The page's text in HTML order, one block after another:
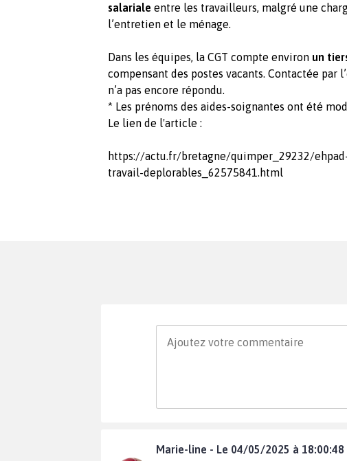
salariale entre les travailleurs, malgré une
l’entretien et le ménage.
Dans les équipes, la CGT compte environ un
compensant des postes vacants. Contactée par
n’a pas encore répondu.
* Les prénoms des aides-soignantes ont été
Le lien de l'article :
https://actu.fr/bretagne/quimper_29232/
travail-deplorables_62575841.html
Marie-line - Le 04/05/2025 à 18:00:48